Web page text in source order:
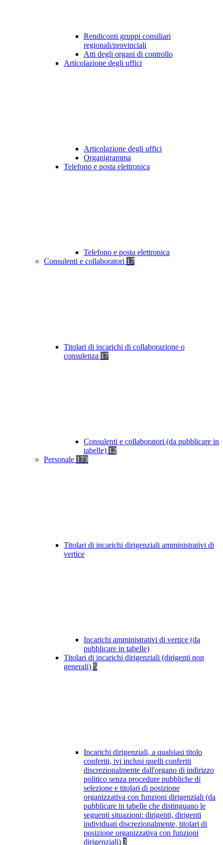
Rendiconti gruppi consiliari
regionali/provinciali
Atti degli organi di controllo
Articolazione degli uffici
Articolazione degli uffici
Organigramma
Telefono e posta elettronica
Telefono e posta elettronica
Consulenti e collaboratori 17
Titolari di incarichi di collaborazione o
consulenza 17
Consulenti e collaboratori (da pubblicare in
tabelle) 12
Personale 173
Titolari di incarichi dirigenziali amministrativi di
vertice
Incarichi amministrativi di vertice (da
pubblicare in tabelle)
Titolari di incarichi dirigenziali (dirigenti non
generali) 5
Incarichi dirigenziali, a qualsiasi titolo
conferiti, ivi inclusi quelli conferiti
discrezionalmente dall'organo di indirizzo
politico senza procedure pubbliche di
selezione e titolari di posizione
organizzativa con funzioni dirigenziali (da
pubblicare in tabelle che distinguano le
seguenti situazioni: dirigenti, dirigenti
individuati discrezionalmente, titolari di
posizione organizzativa con funzioni
dirigenziali) 3